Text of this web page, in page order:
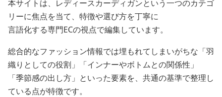
本サイトは、レディースカーディガンという一つのカテゴ
リーに焦点を当て、特徴や選び方を丁寧に
言語化する専門ECの視点で編集しています。
総合的なファッション情報では埋もれてしまいがちな「羽
織りとしての役割」「インナーやボトムとの関係性」
「季節感の出し方」といった要素を、共通の基準で整理し
ている点が特徴です。